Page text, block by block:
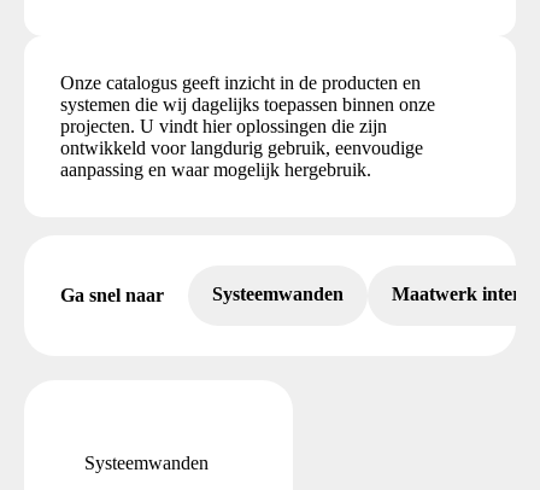
Onze catalogus geeft inzicht in de producten en
systemen die wij dagelijks toepassen binnen onze
projecten. U vindt hier oplossingen die zijn
ontwikkeld voor langdurig gebruik, eenvoudige
aanpassing en waar mogelijk hergebruik.
Ga snel naar Systeemwanden Maatwerk
Systeemwanden